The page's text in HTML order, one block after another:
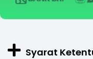
Syarat